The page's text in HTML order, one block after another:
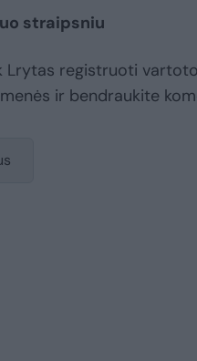
straipsniu
Lrytas registruoti
ir bendraukite